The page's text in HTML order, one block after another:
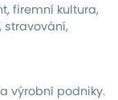
firemní kultura,
stravování,
výrobní podniky.